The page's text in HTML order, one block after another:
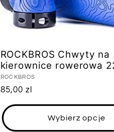
ROCKBROS Chwyty na
kierownice rowerowa
Dostawca:
ROCKBROS
Cena
regularna
85,00 zl
Wybierz opcje